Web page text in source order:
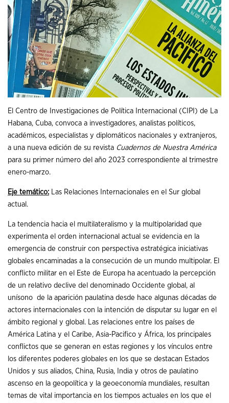
El Centro de Investigaciones de Política Internacional (CIPI) de La
Habana, Cuba, convoca a investigadores, analistas políticos,
académicos, especialistas y diplomáticos nacionales y extranjeros,
a una nueva edición de su revista Cuadernos de Nuestra América
para su primer número del año 2023 correspondiente al trimestre
enero-marzo.
Eje temático: Las Relaciones Internacionales en el Sur global
actual.
La tendencia hacia el multilateralismo y la multipolaridad que
experimenta el orden internacional actual se evidencia en la
emergencia de construir con perspectiva estratégica iniciativas
globales encaminadas a la consecución de un mundo multipolar. El
conflicto militar en el Este de Europa ha acentuado la percepción
de un relativo declive del denominado Occidente global, al
unísono de la aparición paulatina desde hace algunas décadas de
actores internacionales con la intención de disputar su lugar en el
ámbito regional y global. Las relaciones entre los países de
América Latina y el Caribe, Asia-Pacifico y África, los principales
conflictos que se generan en estas regiones y los vínculos entre
los diferentes poderes globales en los que se destacan Estados
Unidos y sus aliados, China, Rusia, India y otros de paulatino
ascenso en la geopolítica y la geoeconomía mundiales, resultan
temas de vital importancia en los tiempos actuales en los que el